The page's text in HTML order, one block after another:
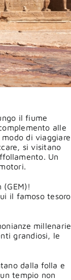
il fiume
alle
di viaggiare
si visitano
Un
(GEM)!
il famoso tesoro
millenarie.
grandiosi, le
dalla folla e
tempio non